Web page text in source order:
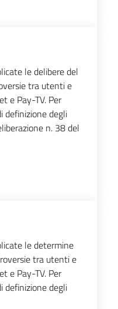
le delibere del
tra utenti e
e Pay-TV. Per
definizione degli
n. 38 del
le determine
tra utenti e
e Pay-TV. Per
definizione degli